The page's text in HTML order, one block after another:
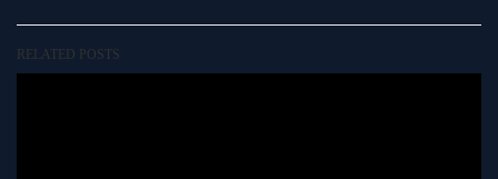
RELATED POSTS